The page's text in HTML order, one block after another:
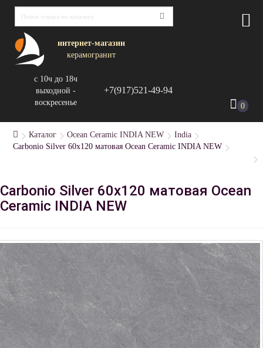
интернет-магазин
керамогранит
с 10ч до 18ч
выходной -
воскресенье
+7(917)521-49-94
0
Каталог Ocean Ceramic INDIA NEW
India
Carbonio Silver 60х120 матовая Ocean Ceramic INDIA NEW
Carbonio Silver 60х120 матовая Ocean
Ceramic INDIA NEW